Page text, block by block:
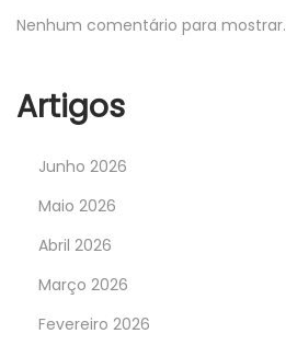
Nenhum comentário para mostrar.
Artigos
Junho 2026
Maio 2026
Abril 2026
Março 2026
Fevereiro 2026